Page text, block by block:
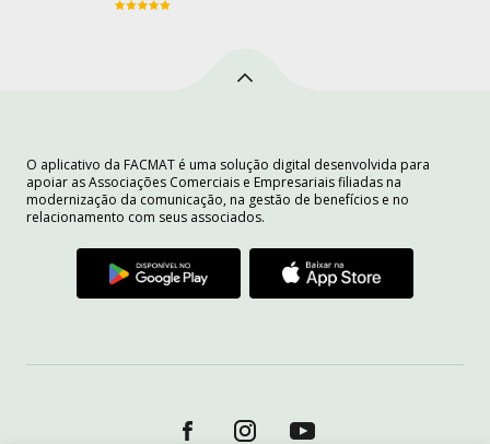
O aplicativo da FACMAT é uma solução digital desenvolvida para
apoiar as Associações Comerciais e Empresariais filiadas na
modernização da comunicação, na gestão de benefícios e no
relacionamento com seus associados.